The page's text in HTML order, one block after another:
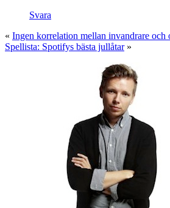
Svara
« Ingen korrelation mellan invandrare och
Spellista: Spotifys bästa jullåtar»